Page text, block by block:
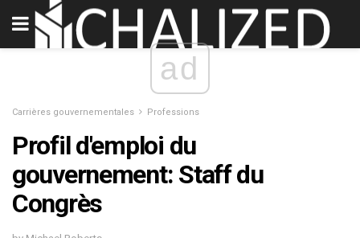
ad
Carrières gouvernementales Professions
Profil d'emploi du
gouvernement: Staff du
Congrès